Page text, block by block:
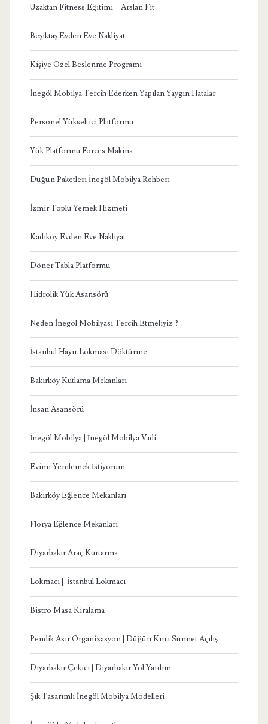
Uzaktan Fitness Eğitimi – Arslan Fit
Beşiktaş Evden Eve Nakliyat
Kişiye Özel Beslenme Programı
İnegöl Mobilya Tercih Ederken Yapılan Yaygın Hatalar
Personel Yükseltici Platformu
Yük Platformu Forces Makina
Düğün Paketleri İnegöl Mobilya Rehberi
İzmir Toplu Yemek Hizmeti
Kadıköy Evden Eve Nakliyat
Döner Tabla Platformu
Hidrolik Yük Asansörü
Neden İnegöl Mobilyası Tercih Etmeliyiz ?
İstanbul Hayır Lokması Döktürme
Bakırköy Kutlama Mekanları
İnsan Asansörü
İnegöl Mobilya | İnegöl Mobilya Vadi
Evimi Yenilemek İstiyorum
Bakırköy Eğlence Mekanları
Florya Eğlence Mekanları
Diyarbakır Araç Kurtarma
Lokmacı | İstanbul Lokmacı
Bistro Masa Kiralama
Pendik Asır Organizasyon | Düğün Kına Sünnet Açılış
Diyarbakır Çekici | Diyarbakır Yol Yardım
Şık Tasarımlı İnegöl Mobilya Modelleri